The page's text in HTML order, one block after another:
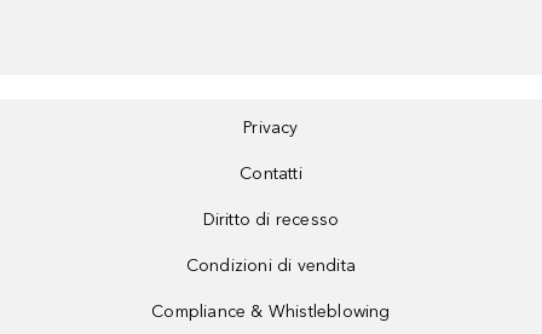
Privacy
Contatti
Diritto di recesso
Condizioni di vendita
Compliance & Whistleblowing